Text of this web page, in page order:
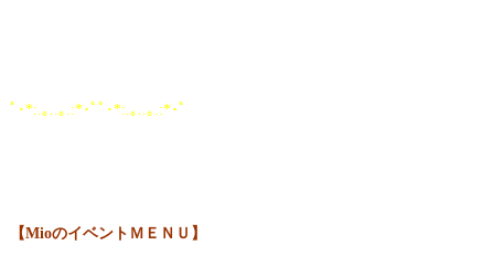
ﾟ･*:.｡..｡.:*･ﾟﾟ･*:.｡..｡.:*･ﾟ
【MioのイベントＭＥＮＵ】